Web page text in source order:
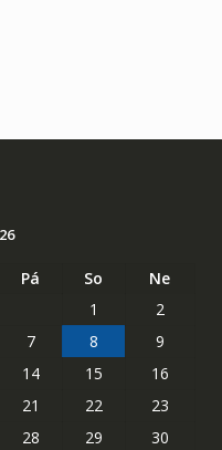
Pá So
Ne
1
2
7 8
9
14 15
16
21 22
23
28 29
30